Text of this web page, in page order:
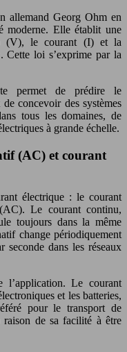
allemand Georg Ohm en
moderne. Elle établit une
(V), le courant (I) et la
Cette loi s’exprime par la
permet de prédire le
concevoir des systèmes
tous les domaines, de
à grande échelle.
(AC) et courant
électrique : le courant
Le courant continu,
toujours dans la même
change périodiquement
seconde dans les réseaux
Le courant
et les batteries,
pour le transport de
raison de sa facilité à être